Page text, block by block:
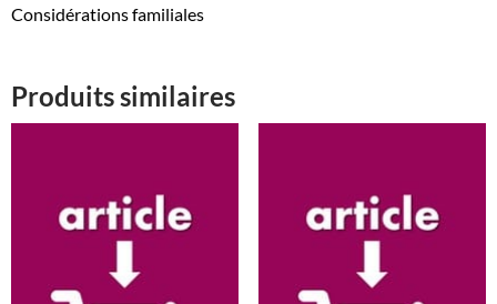
Considérations familiales
Produits similaires